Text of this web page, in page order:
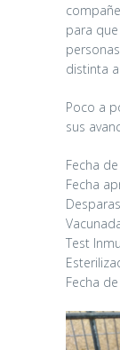
para
distinta
Poco a
sus
Fecha
Fecha
Test
Fecha